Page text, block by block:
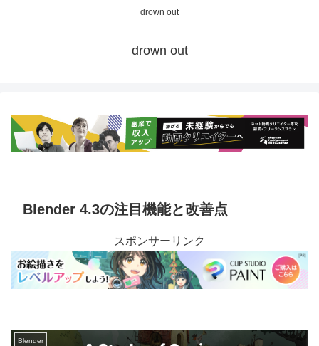
drown out
drown out
Blender 4.3の注目機能と改善点
スポンサーリンク
Blender